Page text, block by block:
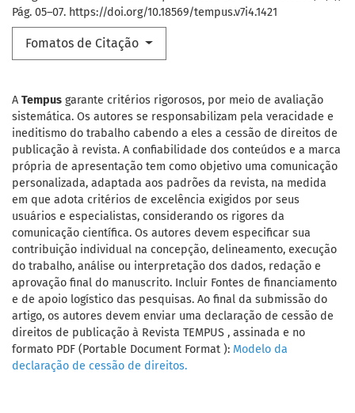
Pág. 05–07. https://doi.org/10.18569/tempus.v7i4.1421
Fomatos de Citação
A Tempus garante critérios rigorosos, por meio de avaliação
sistemática. Os autores se responsabilizam pela veracidade e
ineditismo do trabalho cabendo a eles a cessão de direitos de
publicação à revista. A confiabilidade dos conteúdos e a marca
própria de apresentação tem como objetivo uma comunicação
personalizada, adaptada aos padrões da revista, na medida
em que adota critérios de excelência exigidos por seus
usuários e especialistas, considerando os rigores da
comunicação científica. Os autores devem especificar sua
contribuição individual na concepção, delineamento, execução
do trabalho, análise ou interpretação dos dados, redação e
aprovação final do manuscrito. Incluir Fontes de financiamento
e de apoio logístico das pesquisas. Ao final da submissão do
artigo, os autores devem enviar uma declaração de cessão de
direitos de publicação à Revista TEMPUS , assinada e no
formato PDF (Portable Document Format ): Modelo da
declaração de cessão de direitos.